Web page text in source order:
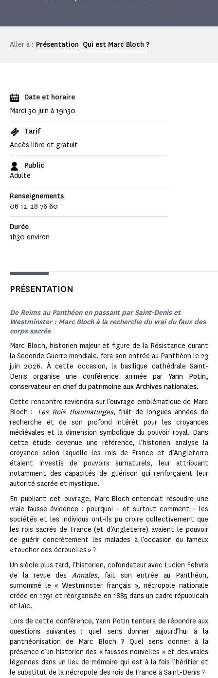
Aller à : Présentation Qui est Marc Bloch ?
Date et horaire
Mardi 30 juin à 19h30
Tarif
Accès libre et gratuit
Public
Adulte
Renseignements
06 12 28 76 60
Durée
1h30 environ
PRÉSENTATION
De Reims au Panthéon en passant par Saint-Denis et
Westminster : Marc Bloch à la recherche du vrai du faux des
corps sacrés
Marc Bloch, historien majeur et figure de la Résistance durant
la Seconde Guerre mondiale, fera son entrée au Panthéon le 23
juin 2026. À cette occasion, la basilique cathédrale Saint-
Denis organise une conférence animée par Yann Potin,
conservateur en chef du patrimoine aux Archives nationales.
Cette rencontre reviendra sur l’ouvrage emblématique de Marc
Bloch : Les Rois thaumaturges, fruit de longues années de
recherche et de son profond intérêt pour les croyances
médiévales et la dimension symbolique du pouvoir royal. Dans
cette étude devenue une référence, l’historien analyse la
croyance selon laquelle les rois de France et d’Angleterre
étaient investis de pouvoirs surnaturels, leur attribuant
notamment des capacités de guérison qui renforçaient leur
autorité sacrée et mystique.
En publiant cet ouvrage, Marc Bloch entendait résoudre une
vraie fausse évidence : pourquoi – et surtout comment – les
sociétés et les individus ont-ils pu croire collectivement que
les rois sacrés de France (et d'Angleterre) avaient le pouvoir
de guérir concrètement les malades à l’occasion du fameux
« toucher des écrouelles » ?
Un siècle plus tard, l’historien, cofondateur avec Lucien Febvre
de la revue desAnnales, fait son entrée au Panthéon,
surnommé le « Westminster français », nécropole nationale
créée en 1791 et réorganisée en 1885 dans un cadre républicain
et laïc.
Lors de cette conférence, Yann Potin tentera de répondre aux
questions suivantes : quel sens donner aujourd’hui à la
panthéonisation de Marc Bloch ? Quel sens donner à la
présence d’un historien des « fausses nouvelles » et des vraies
légendes dans un lieu de mémoire qui est à la fois l’héritier et
le substitut de la nécropole des rois de France à Saint-Denis ?